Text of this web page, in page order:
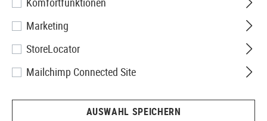
Marketing
StoreLocator
Mailchimp Connected Site
AUSWAHL SPEICHERN